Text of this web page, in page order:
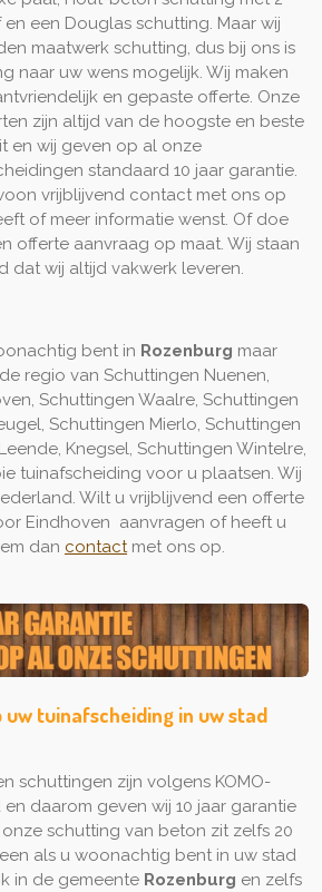
een Douglas schutting. Maar wij
maatwerk schutting, dus bij ons is
naar uw wens mogelijk. Wij maken
en gepaste offerte. Onze
zijn altijd van de hoogste en beste
en wij geven op al onze
standaard 10 jaar garantie.
vrijblijvend contact met ons op
of meer informatie wenst. Of doe
offerte aanvraag op maat. Wij staan
dat wij altijd vakwerk leveren.
bent in Rozenburg maar
regio van Schuttingen Nuenen,
Schuttingen Waalre, Schuttingen
Schuttingen Mierlo, Schuttingen
Knegsel, Schuttingen Wintelre,
tuinafscheiding voor u plaatsen. Wij
Wilt u vrijblijvend een offerte
Eindhoven aanvragen of heeft u
dan contact met ons op.
tuinafscheiding in uw stad
schuttingen zijn volgens KOMO-
daarom geven wij 10 jaar garantie
schutting van beton zit zelfs 20
als u woonachtig bent in uw stad
in de gemeente Rozenburg en zelfs